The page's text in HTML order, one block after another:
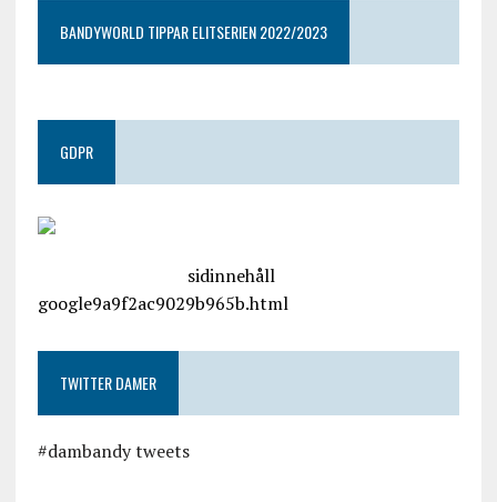
BANDYWORLD TIPPAR ELITSERIEN 2022/2023
GDPR
sidinnehåll
google9a9f2ac9029b965b.html
TWITTER DAMER
#dambandy tweets